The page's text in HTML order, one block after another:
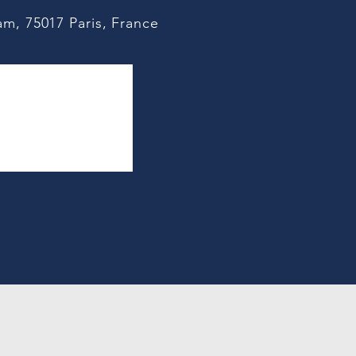
75017 Paris, France